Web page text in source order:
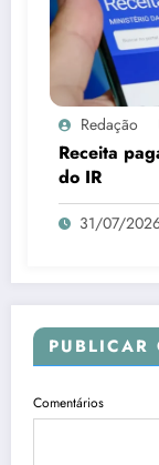
Redação
Receita
do IR
31/07/
PUBLICAR
Comentários